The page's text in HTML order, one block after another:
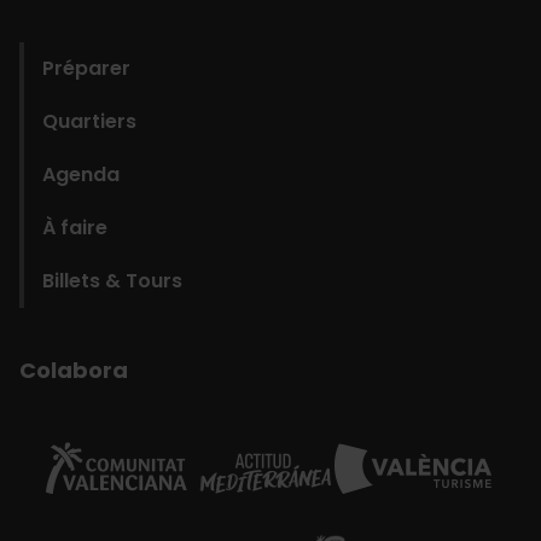
Préparer
Quartiers
Agenda
À faire
Billets & Tours
Colabora